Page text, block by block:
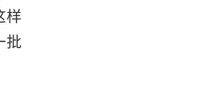
样
批